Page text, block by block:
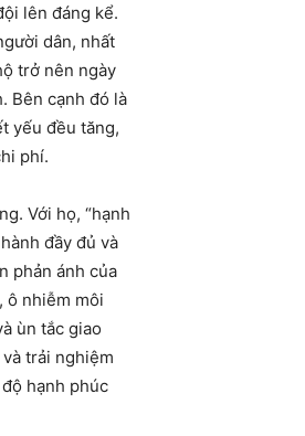
lên đáng kể.
dân, nhất
trở nên ngày
Bên cạnh đó là
yếu đều tăng,
phí.
Với họ, “hạnh
đầy đủ và
phản ánh của
ô nhiễm môi
ùn tắc giao
trải nghiệm
hạnh phúc